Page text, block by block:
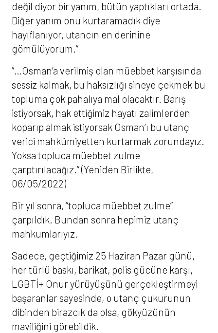
değil diyor bir yanım, bütün yaptıkları ortada.
Diğer yanım onu kurtaramadık diye
hayıflanıyor, utancın en derinine
gömülüyorum.”
“…Osman’a verilmiş olan müebbet karşısında
sessiz kalmak, bu haksızlığı sineye çekmek bu
topluma çok pahalıya mal olacaktır. Barış
istiyorsak, hak ettiğimiz hayatı zalimlerden
koparıp almak istiyorsak Osman’ı bu utanç
verici mahkûmiyetten kurtarmak zorundayız.
Yoksa topluca müebbet zulme
çarptırılacağız.” (Yeniden Birlikte,
06/05/2022)
Bir yıl sonra, “topluca müebbet zulme”
çarpıldık. Bundan sonra hepimiz utanç
mahkumlarıyız.
Sadece, geçtiğimiz 25 Haziran Pazar günü,
her türlü baskı, barikat, polis gücüne karşı,
LGBTİ+ Onur yürüyüşünü gerçekleştirmeyi
başaranlar sayesinde, o utanç çukurunun
dibinden birazcık da olsa, gökyüzünün
maviliğini görebildik.